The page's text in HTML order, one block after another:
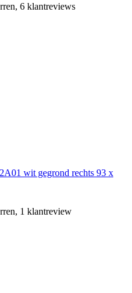
6 klantreviews
wit gegrond rechts 93 x
1 klantreview